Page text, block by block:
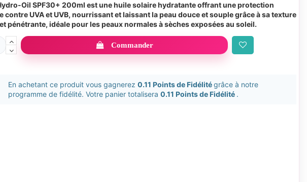
Oil SPF30+ 200ml est une huile solaire hydratante offrant une protection
contre UVA et UVB, nourrissant et laissant la peau douce et souple grâce à sa texture
pénétrante, idéale pour les peaux normales à sèches exposées au soleil.
Commander
En achetant ce produit vous gagnerez 0.11 Points de Fidélitégrâce à notre
programme de fidélité. Votre panier totalisera 0.11 Points de Fidélité .